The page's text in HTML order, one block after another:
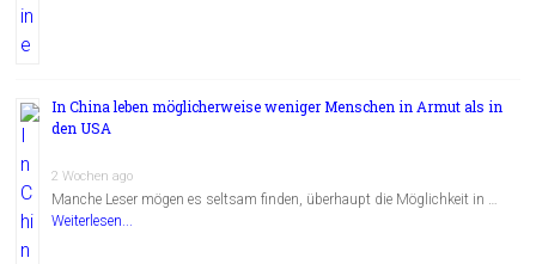
In China leben möglicherweise weniger Menschen in Armut als in
den USA
2 Wochen ago
Manche Leser mögen es seltsam finden, überhaupt die Möglichkeit in …
Weiterlesen...